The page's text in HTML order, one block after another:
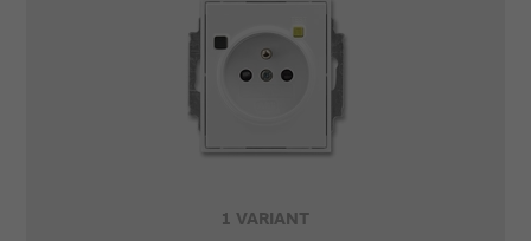
1 VARIANT